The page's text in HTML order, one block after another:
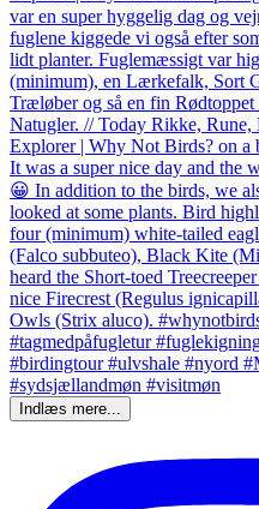
Indlæs mere...